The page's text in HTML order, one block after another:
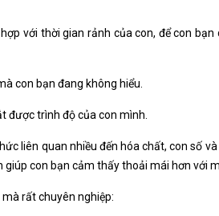
với thời gian rảnh của con, để con
con bạn đang không hiểu.
được trình độ của con mình.
liên quan nhiều đến hóa chất, con số
con bạn cảm thấy thoải mái hơn với
rất chuyên nghiệp: